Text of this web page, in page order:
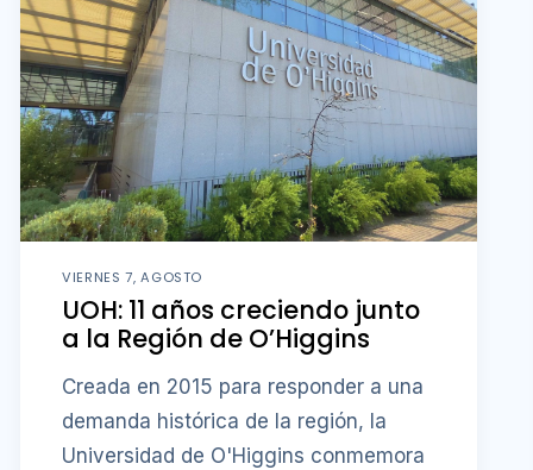
VIERNES 7, AGOSTO
UOH: 11 años creciendo junto
a la Región de O’Higgins
Creada en 2015 para responder a una
demanda histórica de la región, la
Universidad de O'Higgins conmemora